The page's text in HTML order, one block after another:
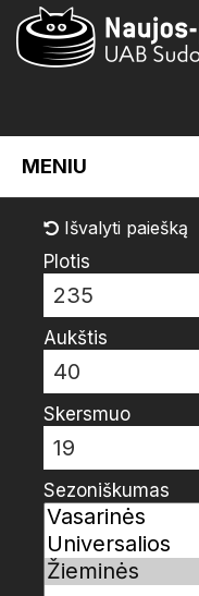
MENIU
Išvalyti paiešką
Plotis
235
Aukštis
40
Skersmuo
19
Sezoniškumas